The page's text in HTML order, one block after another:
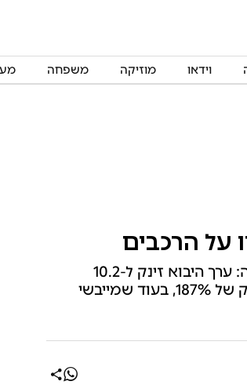
וידאו מוזיקה משפחה
על הרכבים
נתוני רשות המסים לחודש יוני מצביעים על התאוששות חדה בצריכה: ערך היבוא זינק ל-10.2
מיליארד דולר, יבוא כלי הרכב עלה בכ-150%, מדיחי הכלים רשמו זינוק של 187%, בעוד שמייבשי